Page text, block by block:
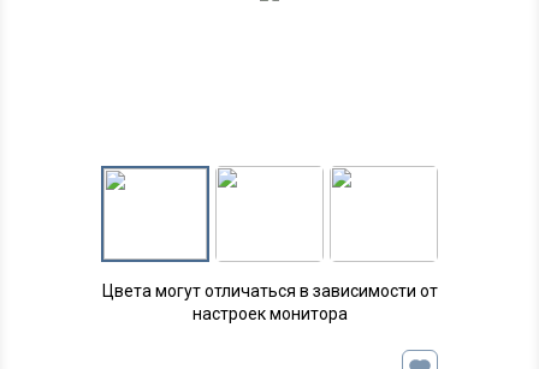
Цвета могут отличаться в зависимости от
настроек монитора